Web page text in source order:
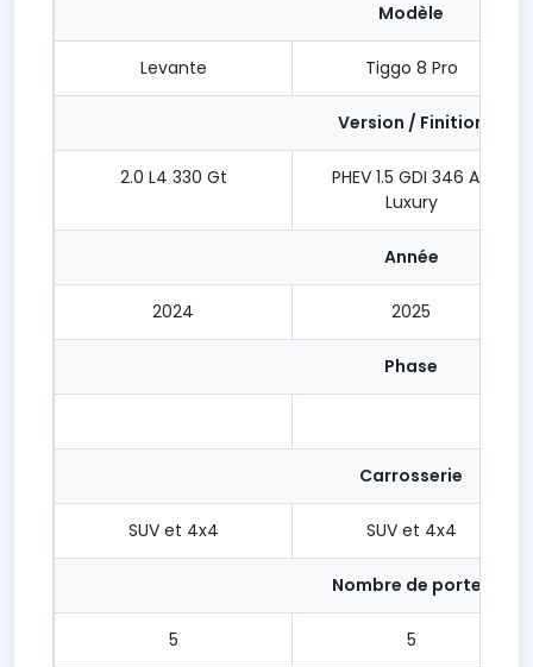
Modèle
Levante Tiggo 8 Pro
Version / Finition
2.0 L4 330 Gt
PHEV 1.5 GDI 346 AT
Luxury
Année
2024 2025
Phase
Carrosserie
SUV et 4x4 SUV et 4x4
Nombre de portes
5 5